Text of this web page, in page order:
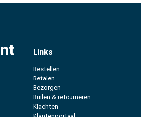
Links
Bestellen
Betalen
Bezorgen
Ruilen & retourneren
Klachten